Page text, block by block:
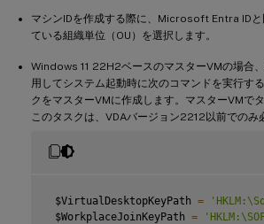
マシンIDを作成する際に、Microsoft Entra ID
ている組織単位（OU）を選択します。
Windows 11 22H2ベースのマスターVMの場合
用してシステム起動時に次のコマンドを実行す
クをマスターVMに作成します。マスターVMで
このタスクは、VDAバージョン2212以前でのみ
$VirtualDesktopKeyPath =
$WorkplaceJoinKeyPath =